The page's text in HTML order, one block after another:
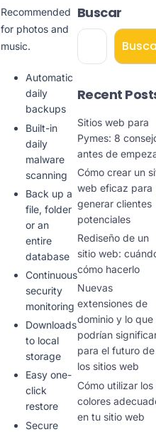
Recommended
for photos and
music.
Automatic
daily
backups
Built-in
daily
malware
scanning
Back up a
file, folder
or an
entire
database
Continuous
security
monitoring
Downloads
to local
storage
Easy one-
click
restore
Secure
Buscar
Recent
Sitios web para
Pymes: 8
antes de
Cómo crear un
web eficaz para
generar clientes
potenciales
Rediseño de un
sitio web:
cómo hacerlo
Nuevas
extensiones de
dominio y lo que
podrían
para el futuro de
los sitios web
Cómo utilizar los
colores
en tu sitio web